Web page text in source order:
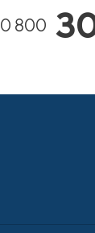
0 800